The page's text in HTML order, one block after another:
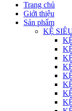
Trang chủ
Giới thiệu
Sản phẩm
KỆ